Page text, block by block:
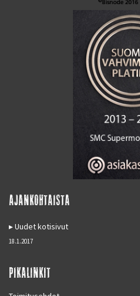
AJANKOHTAISTA
Uudet kotisivut
18.1.2017
PIKALINKIT